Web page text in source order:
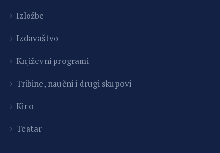
Izložbe
Izdavaštvo
Književni programi
Tribine, naučni i drugi skupovi
Kino
Teatar